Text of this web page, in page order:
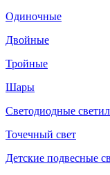
Одиночные
Двойные
Тройные
Шары
Светодиодные
Точечный свет
Детские подвесные